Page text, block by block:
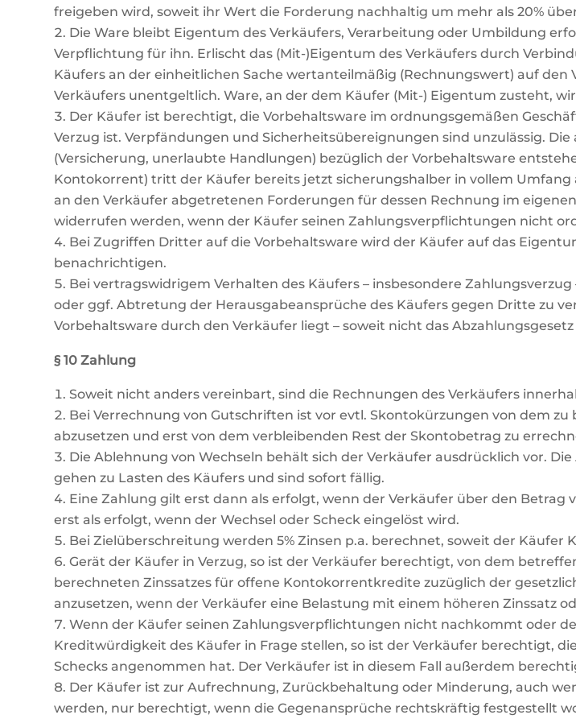
freigeben wird, soweit ihr Wert die Forderung nachhaltig um mehr als 20%
Die Ware bleibt Eigentum des Verkäufers, Verarbeitung oder Umbildung
Verpflichtung für ihn. Erlischt das (Mit-)Eigentum des Verkäufers durch
Käufers an der einheitlichen Sache wertanteilmäßig (Rechnungswert) auf
Verkäufers unentgeltlich. Ware, an der dem Käufer (Mit-) Eigentum zusteht,
Der Käufer ist berechtigt, die Vorbehaltsware im ordnungsgemäßen
Verzug ist. Verpfändungen und Sicherheitsübereignungen sind unzulässig.
(Versicherung, unerlaubte Handlungen) bezüglich der Vorbehaltsware
Kontokorrent) tritt der Käufer bereits jetzt sicherungshalber in vollem
an den Verkäufer abgetretenen Forderungen für dessen Rechnung im
widerrufen werden, wenn der Käufer seinen Zahlungsverpflichtungen nicht
Bei Zugriffen Dritter auf die Vorbehaltsware wird der Käufer auf das
benachrichtigen.
Bei vertragswidrigem Verhalten des Käufers – insbesondere
oder ggf. Abtretung der Herausgabeansprüche des Käufers gegen Dritte zu
Vorbehaltsware durch den Verkäufer liegt – soweit nicht das
§ 10 Zahlung
Soweit nicht anders vereinbart, sind die Rechnungen des Verkäufers
Bei Verrechnung von Gutschriften ist vor evtl. Skontokürzungen von dem
abzusetzen und erst von dem verbleibenden Rest der Skontobetrag zu
Die Ablehnung von Wechseln behält sich der Verkäufer ausdrücklich vor.
gehen zu Lasten des Käufers und sind sofort fällig.
Eine Zahlung gilt erst dann als erfolgt, wenn der Verkäufer über den Betrag
erst als erfolgt, wenn der Wechsel oder Scheck eingelöst wird.
Bei Zielüberschreitung werden 5% Zinsen p.a. berechnet, soweit der Käufer
Gerät der Käufer in Verzug, so ist der Verkäufer berechtigt, von dem
berechneten Zinssatzes für offene Kontokorrentkredite zuzüglich der
anzusetzen, wenn der Verkäufer eine Belastung mit einem höheren Zinssatz
Wenn der Käufer seinen Zahlungsverpflichtungen nicht nachkommt oder
Kreditwürdigkeit des Käufer in Frage stellen, so ist der Verkäufer berechtigt,
Schecks angenommen hat. Der Verkäufer ist in diesem Fall außerdem
Der Käufer ist zur Aufrechnung, Zurückbehaltung oder Minderung, auch
werden, nur berechtigt, wenn die Gegenansprüche rechtskräftig festgestellt